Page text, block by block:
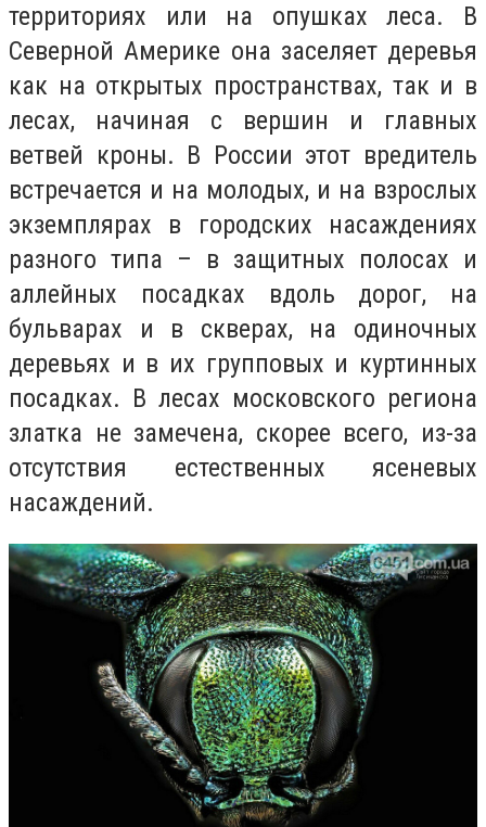
территориях или на опушках леса. В
Северной Америке она заселяет деревья
как на открытых пространствах, так и в
лесах, начиная с вершин и главных
ветвей кроны. В России этот вредитель
встречается и на молодых, и на взрослых
экземплярах в городских насаждениях
разного типа – в защитных полосах и
аллейных посадках вдоль дорог, на
бульварах и в скверах, на одиночных
деревьях и в их групповых и куртинных
посадках. В лесах московского региона
златка не замечена, скорее всего, из-за
отсутствия естественных ясеневых
насаждений.